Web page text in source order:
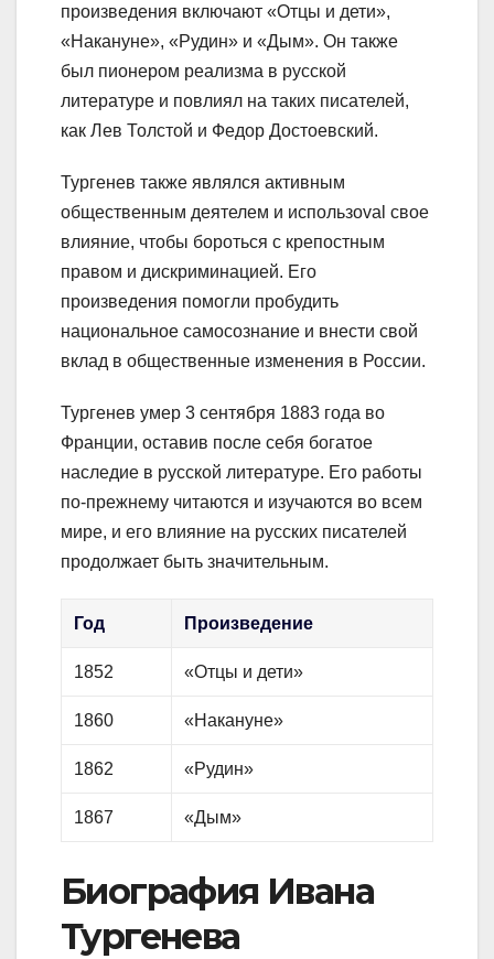
произведения включают «Отцы и дети»,
«Накануне», «Рудин» и «Дым». Он также
был пионером реализма в русской
литературе и повлиял на таких писателей,
как Лев Толстой и Федор Достоевский.
Тургенев также являлся активным
общественным деятелем и использоval свое
влияние, чтобы бороться с крепостным
правом и дискриминацией. Его
произведения помогли пробудить
национальное самосознание и внести свой
вклад в общественные изменения в России.
Тургенев умер 3 сентября 1883 года во
Франции, оставив после себя богатое
наследие в русской литературе. Его работы
по-прежнему читаются и изучаются во всем
мире, и его влияние на русских писателей
продолжает быть значительным.
Год Произведение
1852 «Отцы и дети»
1860 «Накануне»
1862 «Рудин»
1867 «Дым»
Биография Ивана
Тургенева